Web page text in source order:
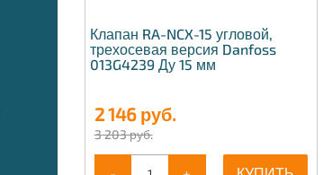
Клапан RA-NCX-15 угловой,
трехосевая версия Danfoss
013G4239 Ду 15 мм
2 146руб.
3 203 руб.